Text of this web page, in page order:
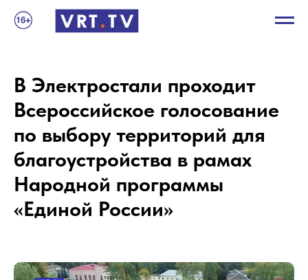
В Электростали проходит
Всероссийское голосование
по выбору территорий для
благоустройства в рамах
Народной программы
«Единой России»